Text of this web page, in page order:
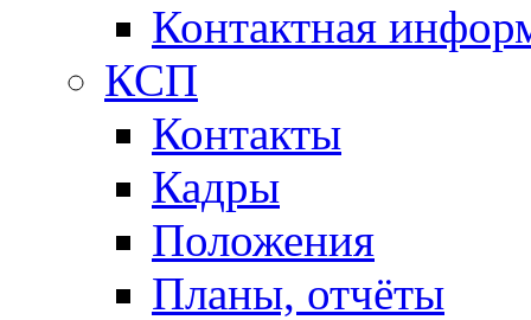
Контактная
КСП
Контакты
Кадры
Положения
Планы, отчёты